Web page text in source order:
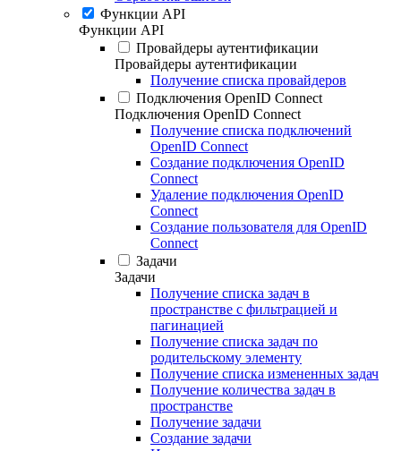
Функции API
Функции API
Провайдеры аутентификации
Провайдеры аутентификации
Получение списка провайдеров
Подключения OpenID Connect
Подключения OpenID Connect
Получение списка подключений
OpenID Connect
Создание подключения OpenID
Connect
Удаление подключения OpenID
Connect
Создание пользователя для OpenID
Connect
Задачи
Задачи
Получение списка задач в
пространстве с фильтрацией и
пагинацией
Получение списка задач по
родительскому элементу
Получение списка измененных задач
Получение количества задач в
пространстве
Получение задачи
Создание задачи